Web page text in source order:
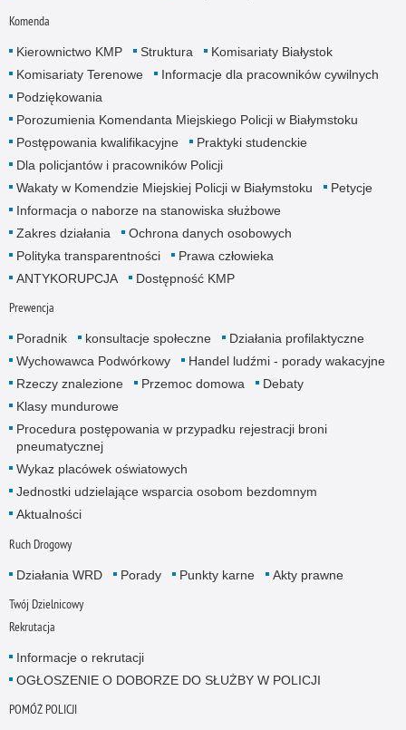
Komenda
Kierownictwo KMP Struktura
Komisariaty Białystok
Komisariaty Terenowe
Informacje dla pracowników cywilnych
Podziękowania
Porozumienia Komendanta Miejskiego Policji w Białymstoku
Postępowania kwalifikacyjne
Praktyki studenckie
Dla policjantów i pracowników Policji
Wakaty w Komendzie Miejskiej Policji w Białymstoku
Petycje
Informacja o naborze na stanowiska służbowe
Zakres działania
Ochrona danych osobowych
Polityka transparentności
Prawa człowieka
ANTYKORUPCJA
Dostępność KMP
Prewencja
Poradnik konsultacje społeczne
Działania profilaktyczne
Wychowawca Podwórkowy
Handel ludźmi - porady wakacyjne
Rzeczy znalezione
Przemoc domowa
Debaty
Klasy mundurowe
Procedura postępowania w przypadku rejestracji broni
pneumatycznej
Wykaz placówek oświatowych
Jednostki udzielające wsparcia osobom bezdomnym
Aktualności
Ruch Drogowy
Działania WRD Porady Punkty karne Akty prawne
Twój Dzielnicowy
Rekrutacja
Informacje o rekrutacji
OGŁOSZENIE O DOBORZE DO SŁUŻBY W POLICJI
POMÓŻ POLICJI